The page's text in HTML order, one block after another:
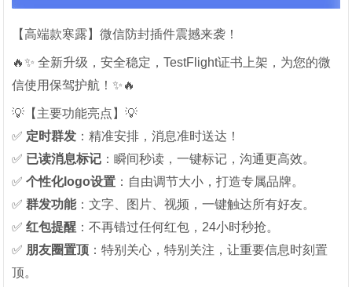
【高端款寒露】微信防封插件震撼来袭！
🔥✨ 全新升级，安全稳定，TestFlight证书上架，为您的微
信使用保驾护航！✨🔥
💡【主要功能亮点】💡
✅ ‌ 定时群发 ‌：精准安排，消息准时送达！
✅ ‌ 已读消息标记 ‌：瞬间秒读，一键标记，沟通更高效。
✅ ‌个性化logo设置 ‌：自由调节大小，打造专属品牌。
✅ ‌群发功能‌：文字、图片、视频，一键触达所有好友。
✅ ‌红包提醒 ‌：不再错过任何红包，24小时秒抢。
✅ ‌ 朋友圈置顶 ‌：特别关心，特别关注，让重要信息时刻置
顶。